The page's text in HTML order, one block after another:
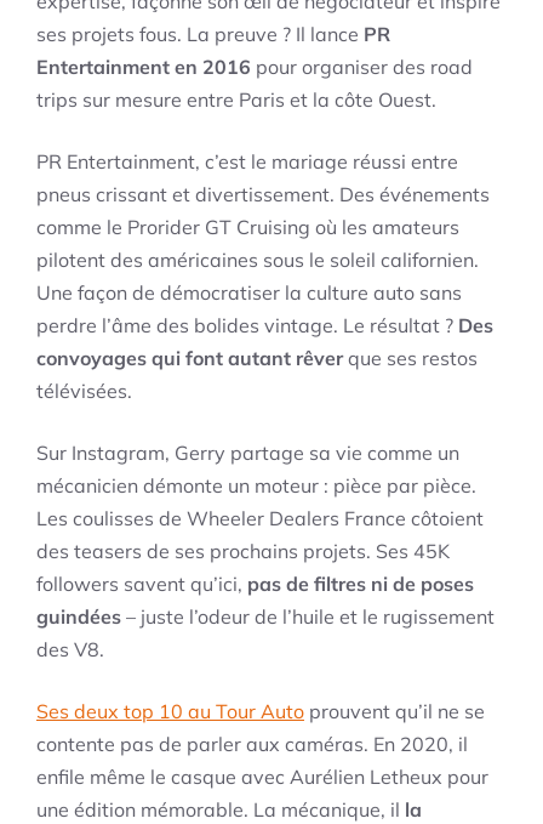
ses projets fous. La preuve ? Il lance PR
Entertainment en 2016 pour organiser des road
trips sur mesure entre Paris et la côte Ouest.
PR Entertainment, c’est le mariage réussi entre
pneus crissant et divertissement. Des événements
comme le Prorider GT Cruising où les amateurs
pilotent des américaines sous le soleil californien.
Une façon de démocratiser la culture auto sans
perdre l’âme des bolides vintage. Le résultat ? Des
convoyages qui font autant rêverque ses restos
télévisées.
Sur Instagram, Gerry partage sa vie comme un
mécanicien démonte un moteur : pièce par pièce.
Les coulisses de Wheeler Dealers France côtoient
des teasers de ses prochains projets. Ses 45K
followers savent qu’ici, pas de filtres ni de poses
guindées – juste l’odeur de l’huile et le rugissement
des V8.
Ses deux top 10 au Tour Auto prouvent qu’il ne se
contente pas de parler aux caméras. En 2020, il
enfile même le casque avec Aurélien Letheux pour
une édition mémorable. La mécanique, il la